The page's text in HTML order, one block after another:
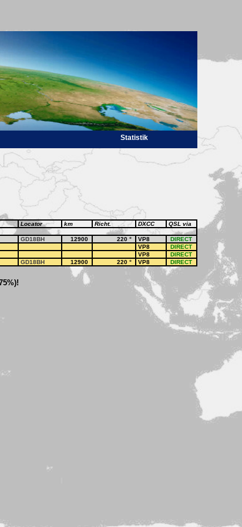
Statistik
Locator km Richt. DXCC QSL via
GD18BH 12900 220 ° VP8
DIRECT
VP8
DIRECT
VP8
DIRECT
GD18BH 12900 220 ° VP8 DIRECT